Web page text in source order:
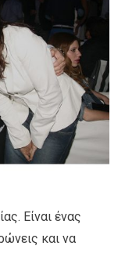
Είναι ένας
και να